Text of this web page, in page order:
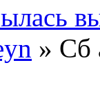
» Сб